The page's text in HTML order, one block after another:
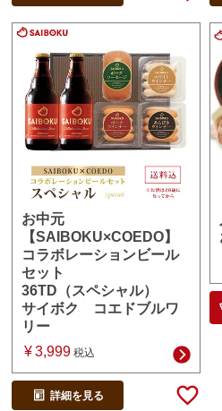
お中元
【SAIBOKU×COEDO】
コラボレーションビール
セット
36TD（スペシャル）
サイボク コエドブルワ
リー
¥ 3,999 税込
詳細を見る